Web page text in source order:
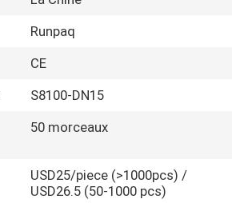
Runpaq
CE
S8100-DN15
50 morceaux
USD25/piece (>1000pcs) /
USD26.5 (50-1000 pcs)